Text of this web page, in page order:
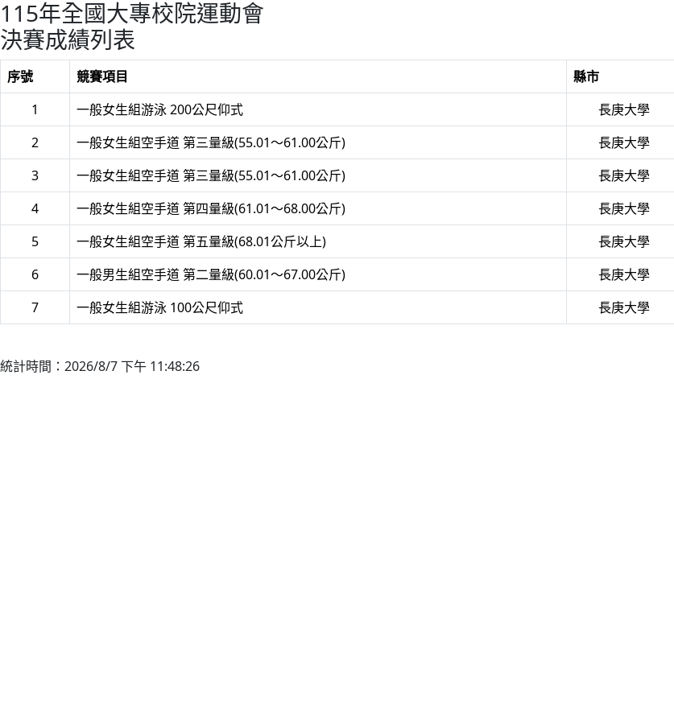
115年全國大專校院運動會
決賽成績列表
序號 競賽項目 縣市
1
一般女生組游泳 200公尺仰式 長庚大學
2
一般女生組空手道 第三量級(55.01～61.00公斤) 長庚大學
3
一般女生組空手道 第三量級(55.01～61.00公斤) 長庚大學
4
一般女生組空手道 第四量級(61.01～68.00公斤) 長庚大學
5
一般女生組空手道 第五量級(68.01公斤以上) 長庚大學
6
一般男生組空手道 第二量級(60.01～67.00公斤) 長庚大學
7
一般女生組游泳 100公尺仰式 長庚大學
統計時間：2026/8/7 下午 11:48:26